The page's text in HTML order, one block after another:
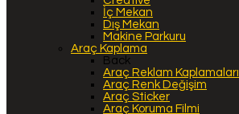
İç Mekan
Dış Mekan
Makine Parkuru
Araç Kaplama
Back
Araç Reklam Kaplamaları
Araç Renk Değişim
Araç Sticker
Araç Koruma Filmi